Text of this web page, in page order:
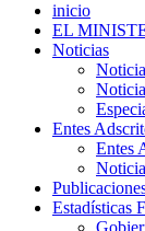
inicio
EL
Noticias
Entes
Entes
Estadísticas